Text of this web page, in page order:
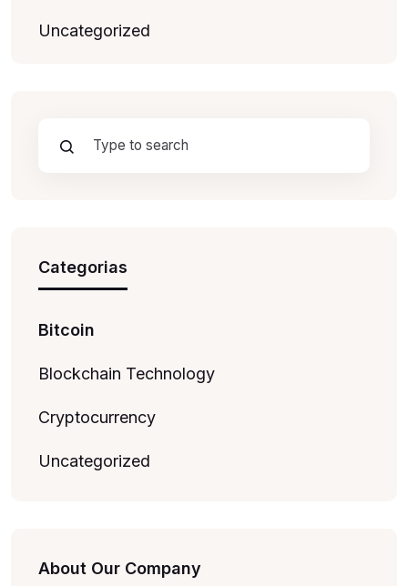
Uncategorized
Categorias
Bitcoin
Blockchain Technology
Cryptocurrency
Uncategorized
About Our Company